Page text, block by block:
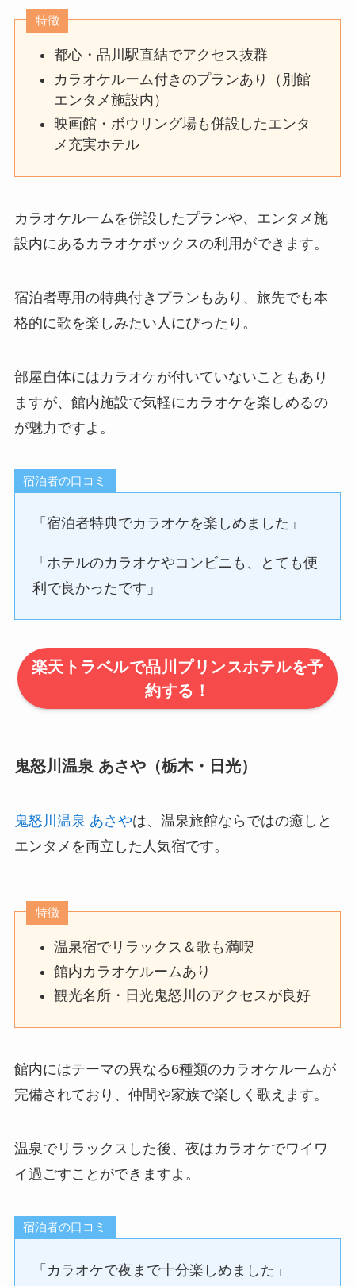
特徴
都心・品川駅直結でアクセス抜群
カラオケルーム付きのプランあり（別館
エンタメ施設内）
映画館・ボウリング場も併設したエンタ
メ充実ホテル
カラオケルームを併設したプランや、エンタメ施
設内にあるカラオケボックスの利用ができます。
宿泊者専用の特典付きプランもあり、旅先でも本
格的に歌を楽しみたい人にぴったり。
部屋自体にはカラオケが付いていないこともあり
ますが、館内施設で気軽にカラオケを楽しめるの
が魅力ですよ。
宿泊者の口コミ
「宿泊者特典でカラオケを楽しめました」
「ホテルのカラオケやコンビニも、とても便
利で良かったです」
楽天トラベルで品川プリンスホテルを予
約する！
鬼怒川温泉 あさや（栃木・日光）
鬼怒川温泉 あさやは、温泉旅館ならではの癒しと
エンタメを両立した人気宿です。
特徴
温泉宿でリラックス＆歌も満喫
館内カラオケルームあり
観光名所・日光鬼怒川のアクセスが良好
館内にはテーマの異なる6種類のカラオケルームが
完備されており、仲間や家族で楽しく歌えます。
温泉でリラックスした後、夜はカラオケでワイワ
イ過ごすことができますよ。
宿泊者の口コミ
「カラオケで夜まで十分楽しめました」